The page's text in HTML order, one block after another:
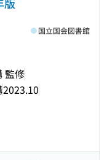
監修
2023.10
国立国会図書館